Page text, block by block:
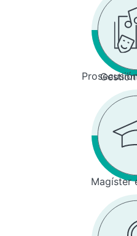
Magíster